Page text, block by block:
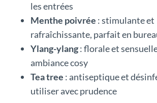
les entrées
Menthe poivrée : stimulante et
rafraîchissante, parfait en
Ylang-ylang: florale et
ambiance cosy
Tea tree : antiseptique et
utiliser avec prudence